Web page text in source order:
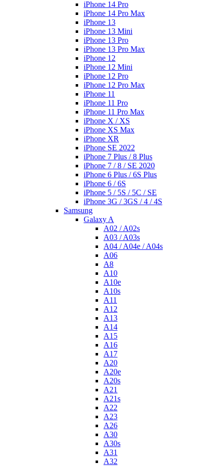
iPhone 14 Pro
iPhone 14 Pro Max
iPhone 13
iPhone 13 Mini
iPhone 13 Pro
iPhone 13 Pro Max
iPhone 12
iPhone 12 Mini
iPhone 12 Pro
iPhone 12 Pro Max
iPhone 11
iPhone 11 Pro
iPhone 11 Pro Max
iPhone X / XS
iPhone XS Max
iPhone XR
iPhone SE 2022
iPhone 7 Plus / 8 Plus
iPhone 7 / 8 / SE 2020
iPhone 6 Plus / 6S Plus
iPhone 6 / 6S
iPhone 5 / 5S / 5C / SE
iPhone 3G / 3GS / 4 / 4S
Samsung
Galaxy A
A02 / A02s
A03 / A03s
A04 / A04e / A04s
A06
A8
A10
A10e
A10s
A11
A12
A13
A14
A15
A16
A17
A20
A20e
A20s
A21
A21s
A22
A23
A26
A30
A30s
A31
A32